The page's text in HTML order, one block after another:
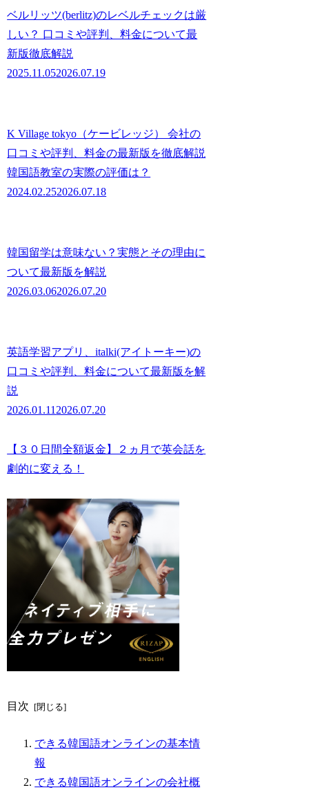
ベルリッツ(berlitz)のレベルチェックは厳
しい？ 口コミや評判、料金について最
新版徹底解説
2025.11.052026.07.19
K Village tokyo（ケービレッジ） 会社の
口コミや評判、料金の最新版を徹底解説
韓国語教室の実際の評価は？
2024.02.252026.07.18
韓国留学は意味ない？実態とその理由に
ついて最新版を解説
2026.03.062026.07.20
英語学習アプリ、italki(アイトーキー)の
口コミや評判、料金について最新版を解
説
2026.01.11 2026.07.20
【３０日間全額返金】２ヵ月で英会話を
劇的に変える！
目次
できる韓国語オンラインの基本情
報
できる韓国語オンラインの会社概